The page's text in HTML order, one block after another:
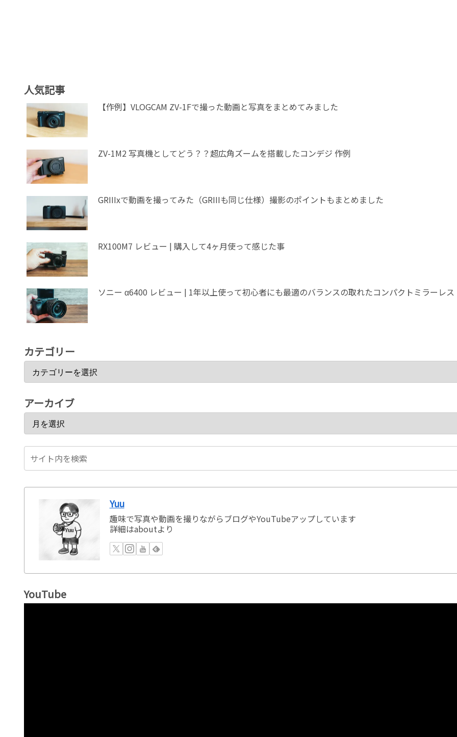
人気記事
【作例】VLOGCAM ZV-1Fで撮った動画と写真をまとめてみました
ZV-1M2 写真機としてどう？？超広角ズームを搭載したコンデジ 作例
GRIIIxで動画を撮ってみた（GRIIIも同じ仕様）撮影のポイントもまとめました
RX100M7 レビュー | 購入して4ヶ月使って感じた事
ソニー α6400 レビュー | 1年以上使って初心者にも最適のバランスの取れたコンパクトミラーレス
カテゴリー
アーカイブ
Yuu
趣味で写真や動画を撮りながらブログやYouTubeアップしています
詳細はaboutより
YouTube